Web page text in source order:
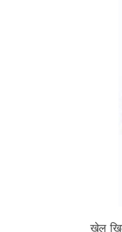
खेल